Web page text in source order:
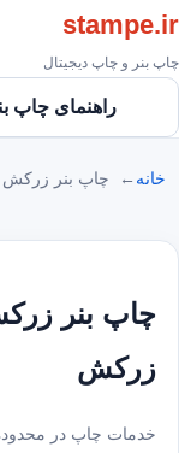
stampe.ir
چاپ بنر و چاپ دیجیتال
راهنمای چاپ
خانه چاپ بنر زرکش
چاپ بنر
زرکش
خدمات چاپ در